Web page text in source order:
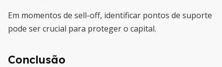
Em momentos de sell-off, identificar pontos de suporte
pode ser crucial para proteger o capital.
Conclusão